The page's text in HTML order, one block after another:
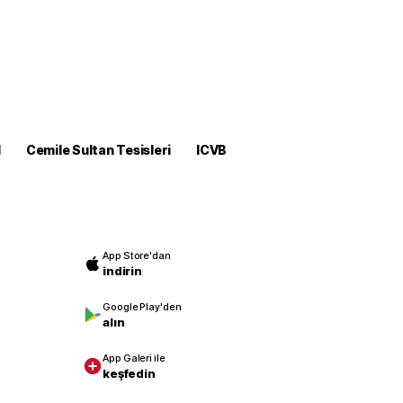
Cemile Sultan Tesisleri
ICVB
App Store'dan
indirin
Google Play'den
alın
App Galeri ile
keşfedin